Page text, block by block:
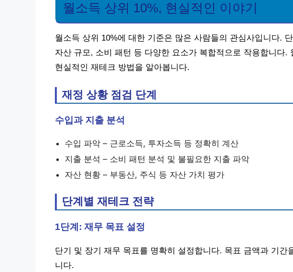
월소득 상위 10%, 현실적인 이야기
월소득 상위 10%에 대한 기준은 많은 사람들의 관심사입니다.
자산 규모, 소비 패턴 등 다양한 요소가 복합적으로 작용합니다.
현실적인 재테크 방법을 알아봅니다.
재정 상황 점검 단계
수입과 지출 분석
수입 파악 – 근로소득, 투자소득 등 정확히 계산
지출 분석 – 소비 패턴 분석 및 불필요한 지출 파악
자산 현황 – 부동산, 주식 등 자산 가치 평가
단계별 재테크 전략
1단계: 재무 목표 설정
단기 및 장기 재무 목표를 명확히 설정합니다. 목표 금액과 기간
니다.